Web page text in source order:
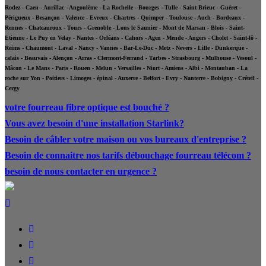
Rodez - Caen - Aurillac - Angoulême - La Rochelle - Bourges - Tulle - Saint-Brieuc - Guéret -
Périgueux - Besançon - Valence - Evreux - Chartres - Quimper - Toulouse - Auch - Bordeaux -
Rennes - Chateauroux - Tours - Grenoble - Lons le Saunier - Mont de Marsan - Blois - Saint-
Etienne - Le Puy en Velay - Nantes - Orléans - Cahors - Agen - Mende - Angers - Cholet - Saint-lô -
Reims - Chaumont - Laval - Nancy - Vannes - Bar-Le-Duc - Metz - Nevers - Lille - Dunkerque -
calais - Beauvais - Alençon - Arras - Clermont-Ferrand - Tarbes - Strasbourg - Mulhouse - Vesoul -
Mâcon - Le Mans - Paris - Rouen - Melun - Versailles - Niort - Amiens - Albi - Montauban - La
roche sur Yon - Poitiers - Limoges - épinal - Auxerre - Belfort - Evry - Nanterre - Bobigny - Créteil -
Cergy
votre fourreau fibre optique est bouché ?
Vous avez besoin d'une installation Starlink?
Besoin de câbler votre maison ou vos bureaux d'entreprise ?
Besoin de connaitre nos tarifs débouchage fourreau télécom ?
besoin de nous contacter en urgence ?